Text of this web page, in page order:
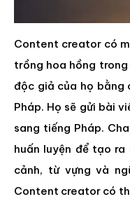
Content creator có
trồng hoa hồng trong
độc giả của họ bằng
Pháp. Họ sẽ gửi bài
sang tiếng Pháp.
huấn luyện để tạo
cảnh, từ vựng và
Content creator có